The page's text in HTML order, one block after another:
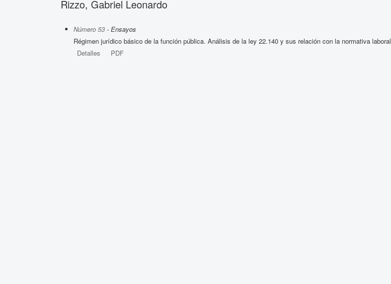
Rizzo, Gabriel Leonardo
Número 53 - Ensayos
Régimen jurídico básico de la función pública. Análisis de la ley 22.140 y sus relación con la normativa laboral
Detalles
PDF